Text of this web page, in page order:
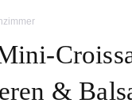
&